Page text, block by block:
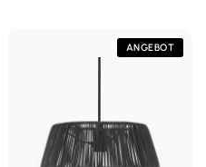
ANGEBOT